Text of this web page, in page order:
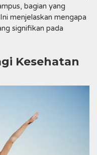
bagian yang
menjelaskan mengapa
signifikan pada
Kesehatan